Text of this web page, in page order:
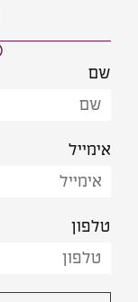
שם
אימייל
טלפון